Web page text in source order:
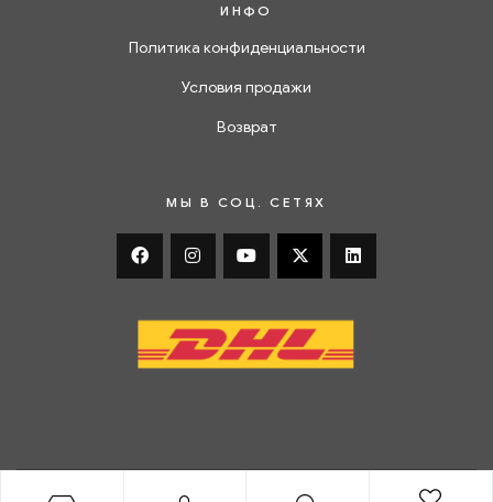
ИНФО
Политика конфиденциальности
Условия продажи
Возврат
МЫ В СОЦ. СЕТЯХ